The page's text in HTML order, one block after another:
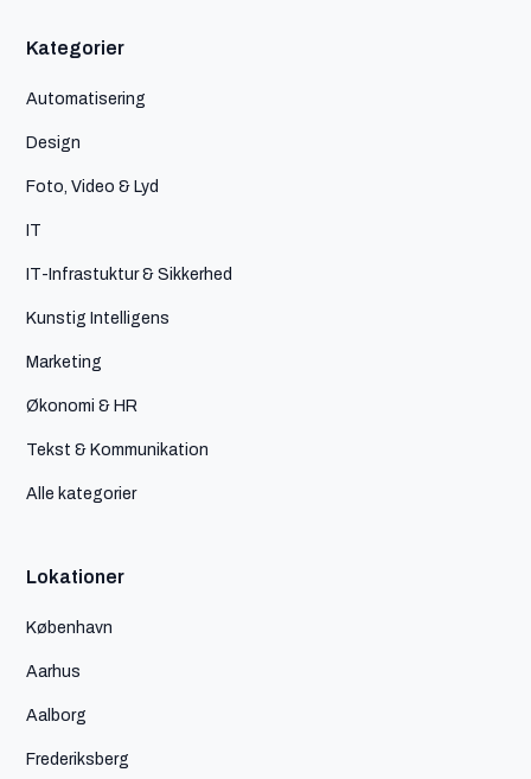
Kategorier
Automatisering
Design
Foto, Video & Lyd
IT
IT-Infrastuktur & Sikkerhed
Kunstig Intelligens
Marketing
Økonomi & HR
Tekst & Kommunikation
Alle kategorier
Lokationer
København
Aarhus
Aalborg
Frederiksberg